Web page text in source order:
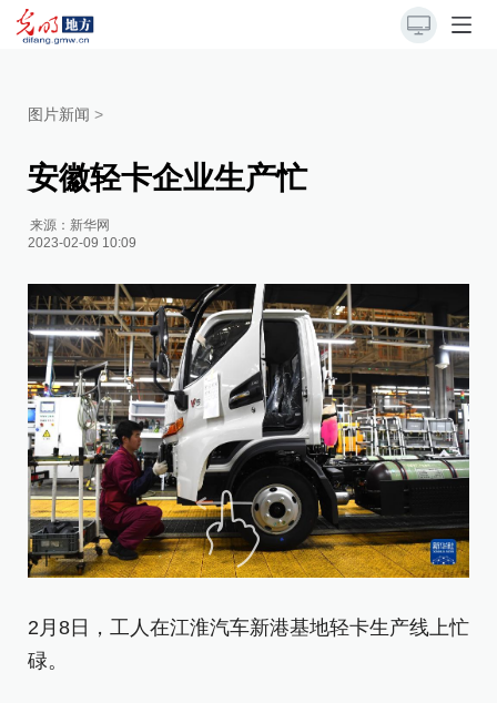
图片新闻 >
安徽轻卡企业生产忙
来源： 新华网
2023-02-09 10:09
2月8日，工人在江淮汽车新港基地轻卡生产线上忙
碌。